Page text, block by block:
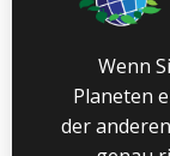
Wenn
Planeten
der